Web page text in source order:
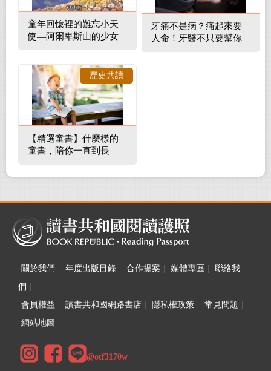
童年回憶裡的難忘小天
使—阿爾卑斯山的少女
牙痛不是病？痛起來要
人命！牙醫不只要幫你
【精選童書】什麼樣的
童書，陪你一直到長
歷史共讀
關於我們 年度出版目錄 合作提案 媒體專區
聯絡我
們
會員權益
讀書共和國網路書店 隱私權政策 常見問題
網站地圖
@otf3170w